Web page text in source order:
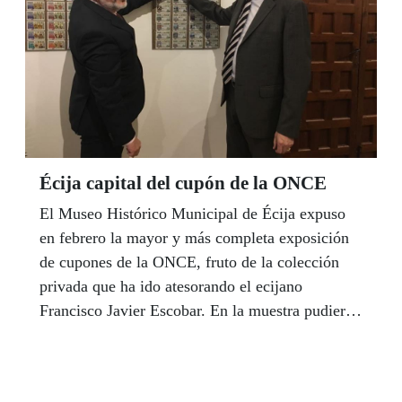
Écija capital del cupón de la ONCE
El Museo Histórico Municipal de Écija expuso
en febrero la mayor y más completa exposición
de cupones de la ONCE, fruto de la colección
privada que ha ido atesorando el ecijano
Francisco Javier Escobar. En la muestra pudieron